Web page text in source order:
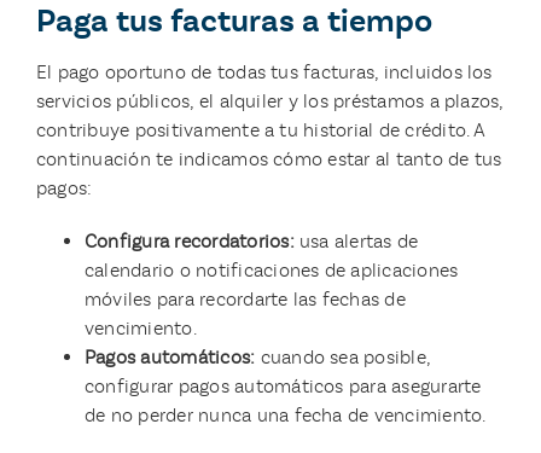
Paga tus facturas a tiempo
El pago oportuno de todas tus facturas, incluidos los
servicios públicos, el alquiler y los préstamos a plazos,
contribuye positivamente a tu historial de crédito. A
continuación te indicamos cómo estar al tanto de tus
pagos:
Configura recordatorios: usa alertas de
calendario o notificaciones de aplicaciones
móviles para recordarte las fechas de
vencimiento.
Pagos automáticos: cuando sea posible,
configurar pagos automáticos para asegurarte
de no perder nunca una fecha de vencimiento.